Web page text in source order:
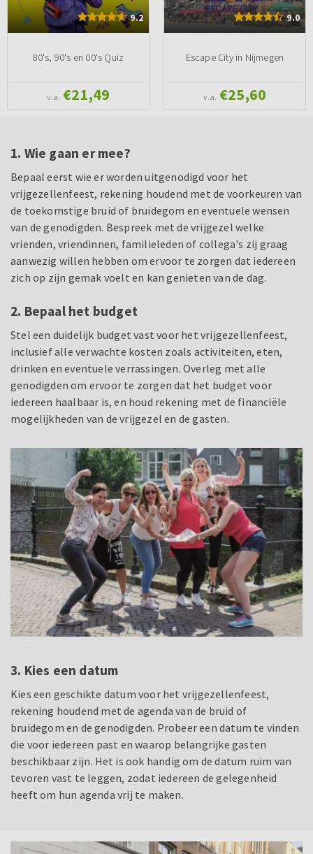
9.2
80's, 90's en 00's Quiz
v.a. €21,49
9.0
Escape City in Nijmegen
v.a. €25,60
1. Wie gaan er mee?
Bepaal eerst wie er worden uitgenodigd voor het
vrijgezellenfeest, rekening houdend met de voorkeuren van
de toekomstige bruid of bruidegom en eventuele wensen
van de genodigden. Bespreek met de vrijgezel welke
vrienden, vriendinnen, familieleden of collega's zij graag
aanwezig willen hebben om ervoor te zorgen dat iedereen
zich op zijn gemak voelt en kan genieten van de dag.
2. Bepaal het budget
Stel een duidelijk budget vast voor het vrijgezellenfeest,
inclusief alle verwachte kosten zoals activiteiten, eten,
drinken en eventuele verrassingen. Overleg met alle
genodigden om ervoor te zorgen dat het budget voor
iedereen haalbaar is, en houd rekening met de financiële
mogelijkheden van de vrijgezel en de gasten.
3. Kies een datum
Kies een geschikte datum voor het vrijgezellenfeest,
rekening houdend met de agenda van de bruid of
bruidegom en de genodigden. Probeer een datum te vinden
die voor iedereen past en waarop belangrijke gasten
beschikbaar zijn. Het is ook handig om de datum ruim van
tevoren vast te leggen, zodat iedereen de gelegenheid
heeft om hun agenda vrij te maken.